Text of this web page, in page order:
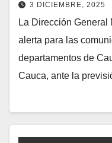
3 DICIEMBRE, 2025
La Dirección General
alerta para las
departamentos de
Cauca, ante la